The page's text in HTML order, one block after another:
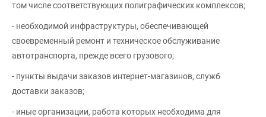
том числе соответствующих полиграфических комплексов;
- необходимой инфраструктуры, обеспечивающей
своевременный ремонт и техническое обслуживание
автотранспорта, прежде всего грузового;
- пункты выдачи заказов интернет-магазинов, служб
доставки заказов;
- иные организации, работа которых необходима для